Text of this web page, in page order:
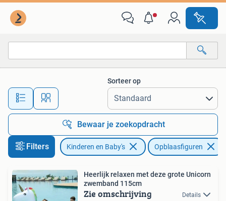
Alle afstanden…
Sorteer op
Bewaar je zoekopdracht
Filters Kinderen en Baby's Opblaasfiguren
Heerlijk relaxen met deze grote Unicorn
zwemband 115cm
Zie omschrijving Details